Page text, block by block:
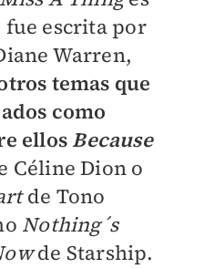
fue escrita por
Warren,
temas que
como
ellos Because
Céline Dion o
de Tono
Nothing´s
de Starship.